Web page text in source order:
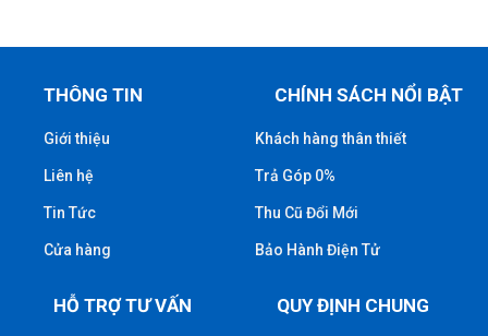
THÔNG TIN
Giới thiệu
Liên hệ
Tin Tức
Cửa hàng
CHÍNH SÁCH NỔI BẬT
Khách hàng thân thiết
Trả Góp 0%
Thu Cũ Đổi Mới
Bảo Hành Điện Tử
HỖ TRỢ TƯ VẤN QUY ĐỊNH CHUNG